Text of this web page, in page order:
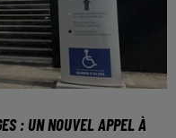
: UN NOUVEL APPEL À